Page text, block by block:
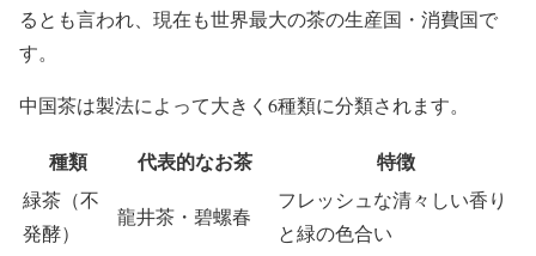
るとも言われ、現在も世界最大の茶の生産国・消費国で
す。
中国茶は製法によって大きく6種類に分類されます。
種類 代表的なお茶 特徴
緑茶（不
発酵）
龍井茶・碧螺春
フレッシュな清々しい香り
と緑の色合い